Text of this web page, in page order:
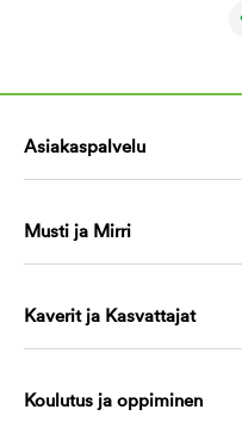
Asiakaspalvelu
Musti ja Mirri
Kaverit ja Kasvattajat
Koulutus ja oppiminen